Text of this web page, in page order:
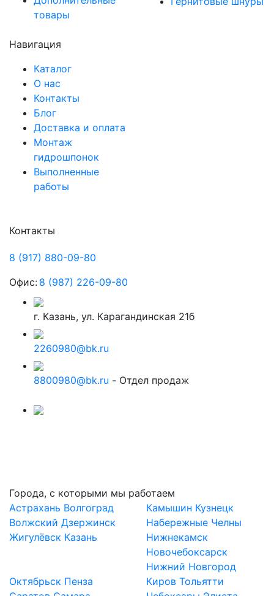
товары
Навигация
Каталог
О нас
Контакты
Блог
Доставка и оплата
Монтаж
гидрошпонок
Выполненные
работы
Контакты
8 (917) 880-09-80
Офис: 8 (987) 226-09-80
г. Казань, ул. Карагандинская 21б
2260980@bk.ru
8800980@bk.ru - Отдел продаж
Города, с которыми мы работаем
Астрахань Волгоград
Волжский Дзержинск
Жигулёвск Казань
Камышин Кузнецк
Набережные Челны
Нижнекамск
Новочебоксарск
Нижний Новгород
Октябрьск Пенза
Киров Тольятти